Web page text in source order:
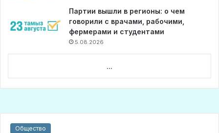
Партии вышли в регионы: о чем
говорили с врачами, рабочими,
фермерами и студентами
5.08.2026
...